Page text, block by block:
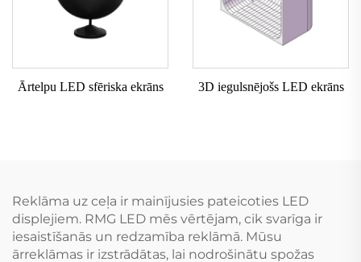
Ārtelpu LED sfēriska ekrāns 3D iegulsnējošs LED ekrāns
Reklāma uz ceļa ir mainījusies pateicoties LED
displejiem. RMG LED mēs vērtējam, cik svarīga ir
iesaistīšanās un redzamība reklāmā. Mūsu
ārreklāmas ir izstrādātas, lai nodrošinātu spožas